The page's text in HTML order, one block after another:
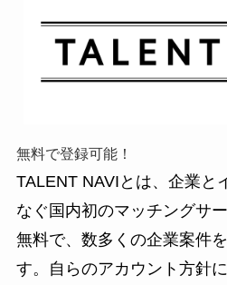
無料で登録可能！
TALENT NAVIとは、企業と
なぐ国内初のマッチングサ
無料で、数多くの企業案件
す。自らのアカウント方針